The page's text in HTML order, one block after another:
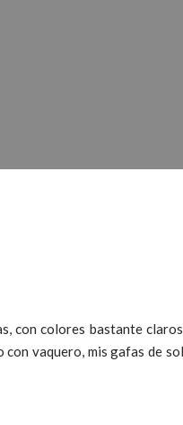
con colores bastante
vaquero, mis gafas de